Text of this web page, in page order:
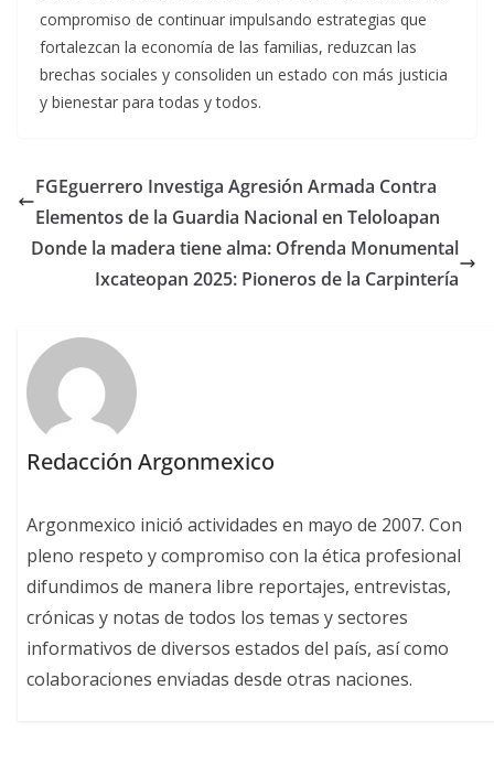
compromiso de continuar impulsando estrategias que
fortalezcan la economía de las familias, reduzcan las
brechas sociales y consoliden un estado con más justicia
y bienestar para todas y todos.
FGEguerrero Investiga Agresión Armada Contra
Elementos de la Guardia Nacional en Teloloapan
Donde la madera tiene alma: Ofrenda Monumental
Ixcateopan 2025: Pioneros de la Carpintería
Redacción Argonmexico
Argonmexico inició actividades en mayo de 2007. Con
pleno respeto y compromiso con la ética profesional
difundimos de manera libre reportajes, entrevistas,
crónicas y notas de todos los temas y sectores
informativos de diversos estados del país, así como
colaboraciones enviadas desde otras naciones.